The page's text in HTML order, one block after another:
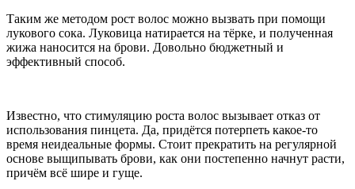
Таким же методом рост волос можно вызвать при помощи
лукового сока. Луковица натирается на тёрке, и полученная
жижа наносится на брови. Довольно бюджетный и
эффективный способ.
Известно, что стимуляцию роста волос вызывает отказ от
использования пинцета. Да, придётся потерпеть какое-то
время неидеальные формы. Стоит прекратить на регулярной
основе выщипывать брови, как они постепенно начнут расти,
причём всё шире и гуще.